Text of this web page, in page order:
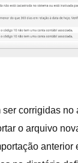
corrigidas no
o arquivo
anterior